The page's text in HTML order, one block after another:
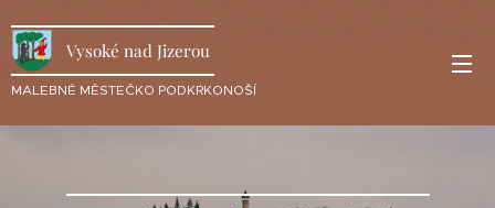
Vysoké nad Jizerou
MALEBNÉ MĚSTEČKO PODKRKONOŠÍ